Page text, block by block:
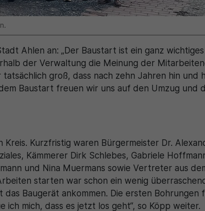
Ahlen an: „Der Baustart ist ein ganz wichtiges
der Verwaltung die Meinung der
groß, dass nach zehn Jahren hin und
Baustart freuen wir uns auf den Umzug und
Kurzfristig waren Bürgermeister Dr.
Kämmerer Dirk Schlebes, Gabriele
und Nina Muermans sowie Vertreter aus
starten war schon ein wenig
Baugerät ankommen. Die ersten Bohrungen
mich, dass es jetzt los geht“, so Köpp weiter.